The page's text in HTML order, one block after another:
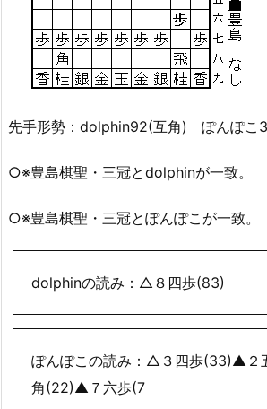
先手形勢：dolphin92(互角) ぽんぽこ
○※豊島棋聖・三冠とdolphinが一致。
○※豊島棋聖・三冠とぽんぽこが一致。
dolphinの読み：△８四歩(83)
ぽんぽこの読み：△３四歩(33)▲
角(22)▲７六歩(7